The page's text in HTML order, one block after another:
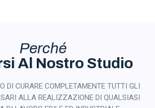
Perché
Al Nostro Studio
DI CURARE COMPLETAMENTE TUTTI GLI
ALLA REALIZZAZIONE DI QUALSIASI